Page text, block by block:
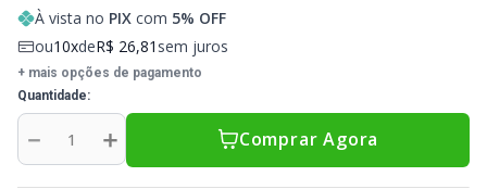
À vista no PIX com 5% OFF
ou10 deR$ 26,81 sem juros
+ mais opções de pagamento
Quantidade
＋
－ Comprar Agora